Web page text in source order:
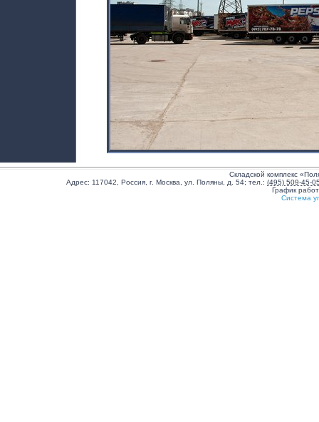
Складской комплекс
Адрес: 117042 Россия г. Москва ул. Поляны, д. 54; тел.: (495) 509-45-
График
Система